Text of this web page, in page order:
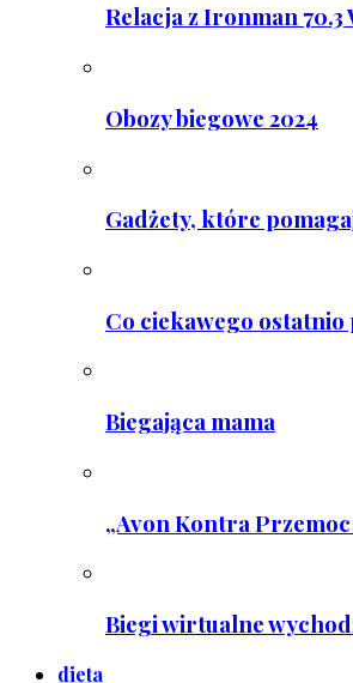
Relacja z Ironman
Obozy biegowe 2024
Gadżety, które
Co ciekawego ostatnio
Biegająca mama
„Avon Kontra
Biegi wirtualne
dieta